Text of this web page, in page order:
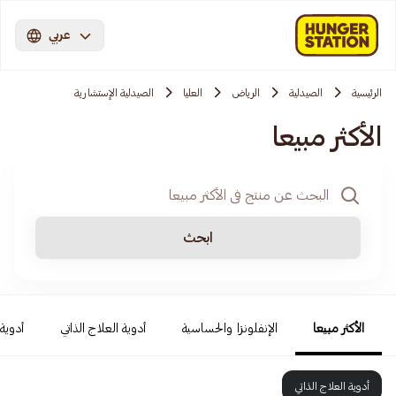
عربي
الرئيسية الصيدلية الرياض العليا الصيدلية الإستشارية
الأكثر مبيعا
ابحث
الأكثر مبيعا الإنفلونزا والحساسية أدوية العلاج الذاتي
أدوية العلاج الذاتي